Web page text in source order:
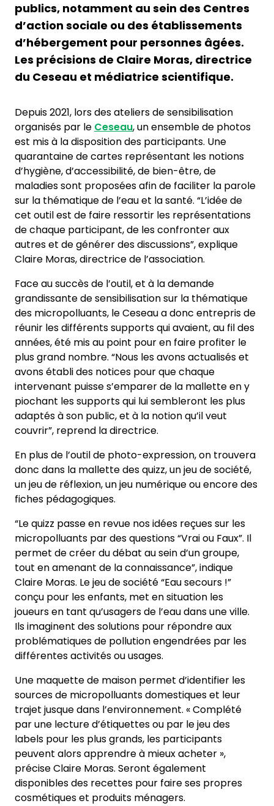
publics, notamment au sein des Centres
d’action sociale ou des établissements
d’hébergement pour personnes âgées.
Les précisions de Claire Moras, directrice
du Ceseau et médiatrice scientifique.
Depuis 2021, lors des ateliers de sensibilisation
organisés par le Ceseau, un ensemble de photos
est mis à la disposition des participants. Une
quarantaine de cartes représentant les notions
d’hygiène, d’accessibilité, de bien-être, de
maladies sont proposées afin de faciliter la parole
sur la thématique de l’eau et la santé. “L’idée de
cet outil est de faire ressortir les représentations
de chaque participant, de les confronter aux
autres et de générer des discussions”, explique
Claire Moras, directrice de l’association.
Face au succès de l’outil, et à la demande
grandissante de sensibilisation sur la thématique
des micropolluants, le Ceseau a donc entrepris de
réunir les différents supports qui avaient, au fil des
années, été mis au point pour en faire profiter le
plus grand nombre. “Nous les avons actualisés et
avons établi des notices pour que chaque
intervenant puisse s’emparer de la mallette en y
piochant les supports qui lui sembleront les plus
adaptés à son public, et à la notion qu’il veut
couvrir”, reprend la directrice.
En plus de l’outil de photo-expression, on trouvera
donc dans la mallette des quizz, un jeu de société,
un jeu de réflexion, un jeu numérique ou encore des
fiches pédagogiques.
“Le quizz passe en revue nos idées reçues sur les
micropolluants par des questions “Vrai ou Faux”. Il
permet de créer du débat au sein d’un groupe,
tout en amenant de la connaissance”, indique
Claire Moras. Le jeu de société “Eau secours !”
conçu pour les enfants, met en situation les
joueurs en tant qu’usagers de l’eau dans une ville.
Ils imaginent des solutions pour répondre aux
problématiques de pollution engendrées par les
différentes activités ou usages.
Une maquette de maison permet d’identifier les
sources de micropolluants domestiques et leur
trajet jusque dans l’environnement. « Complété
par une lecture d’étiquettes ou par le jeu des
labels pour les plus grands, les participants
peuvent alors apprendre à mieux acheter »,
précise Claire Moras. Seront également
disponibles des recettes pour faire ses propres
cosmétiques et produits ménagers.